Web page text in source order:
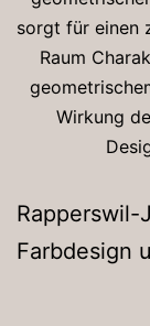
sorgt für einen
Raum
Wirkung
Rapperswil-
Farbdesign